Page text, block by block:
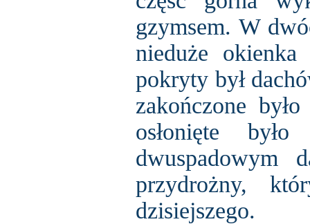
gzymsem. W
nieduże okienka
pokryty był
zakończone
osłonięte
dwuspadowym
przydrożny,
dzisiejszego.